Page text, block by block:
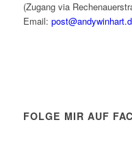
(Zugang via
Email:
FOLGE MIR AUF